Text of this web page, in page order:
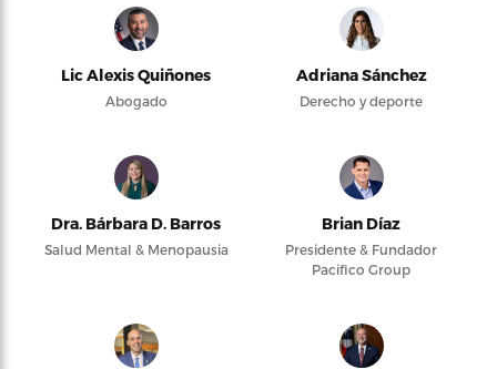
Lic Alexis Quiñones
Abogado
Adriana Sánchez
Derecho y deporte
Dra. Bárbara D. Barros
Salud Mental & Menopausia
Brian Díaz
Presidente & Fundador
Pacifico Group